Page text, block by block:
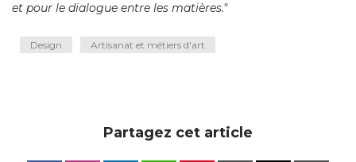
et pour le dialogue entre les matières."
Design Artisanat et métiers d'art
Partagez cet article